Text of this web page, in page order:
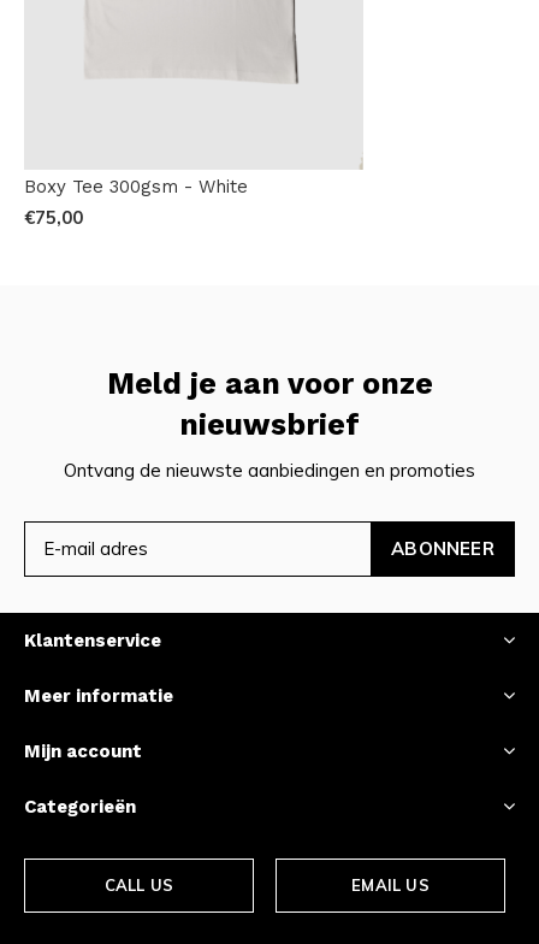
Boxy Tee 300gsm - White
€75,00
Meld je aan voor onze
nieuwsbrief
Ontvang de nieuwste aanbiedingen en promoties
ABONNEER
Klantenservice
Meer informatie
Mijn account
Categorieën
CALL US EMAIL US